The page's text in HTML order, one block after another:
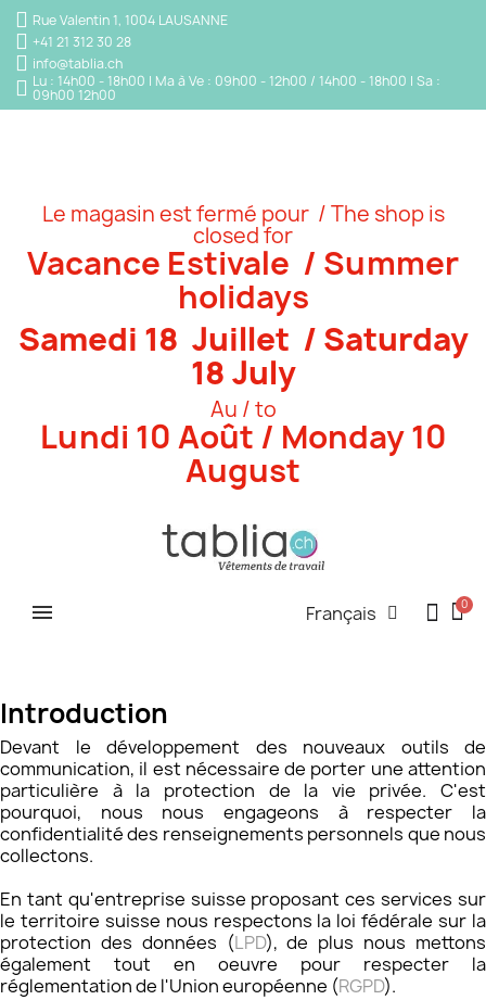
Rue Valentin 1, 1004 LAUSANNE
+41 21 312 30 28
info@tablia.ch
Lu : 14h00 - 18h00 | Ma à Ve : 09h00 - 12h00 / 14h00 - 18h00 | Sa :
09h00 12h00
Le magasin est fermé pour / The shop is
closed for
Vacance Estivale / Summer
holidays
Samedi 18 Juillet / Saturday
18 July
Au / to
Lundi 10 Août / Monday 10
August
Français
​Introduction
Devant le développement des nouveaux outils de
communication, il est nécessaire de porter une attention
particulière à la protection de la vie privée. C'est
pourquoi, nous nous engageons à respecter la
confidentialité des renseignements personnels que nous
collectons.
En tant qu'entreprise suisse proposant ces services sur
le territoire suisse nous respectons la loi fédérale sur la
protection des données (LPD), de plus nous mettons
également tout en oeuvre pour respecter la
réglementation de l'Union européenne (RGPD).